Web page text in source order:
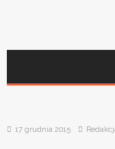
17 grudnia 2015